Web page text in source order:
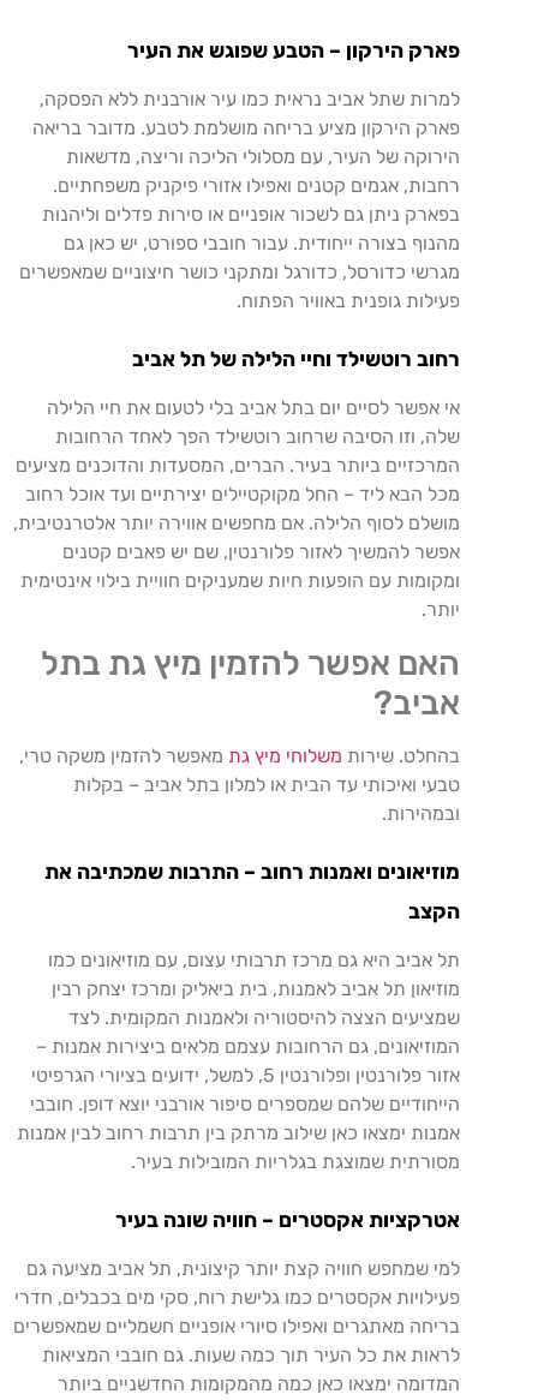
פארק הירקון – הטבע שפוגש את העיר
למרות שתל אביב נראית כמו עיר אורבנית ללא הפסקה,
פארק הירקון מציע בריחה מושלמת לטבע. מדובר בריאה
הירוקה של העיר, עם מסלולי הליכה וריצה, מדשאות
רחבות, אגמים קטנים ואפילו אזורי פיקניק משפחתיים.
בפארק ניתן גם לשכור אופניים או סירות פדלים וליהנות
מהנוף בצורה ייחודית. עבור חובבי ספורט, יש כאן גם
מגרשי כדורסל, כדורגל ומתקני כושר חיצוניים שמאפשרים
פעילות גופנית באוויר הפתוח.
רחוב רוטשילד וחיי הלילה של תל אביב
אי אפשר לסיים יום בתל אביב בלי לטעום את חיי הלילה
שלה, וזו הסיבה שרחוב רוטשילד הפך לאחד הרחובות
המרכזיים ביותר בעיר. הברים, המסעדות והדוכנים מציעים
מכל הבא ליד – החל מקוקטיילים יצירתיים ועד אוכל רחוב
מושלם לסוף הלילה. אם מחפשים אווירה יותר אלטרנטיבית,
אפשר להמשיך לאזור פלורנטין, שם יש פאבים קטנים
ומקומות עם הופעות חיות שמעניקים חוויית בילוי אינטימית
יותר.
האם אפשר להזמין מיץ גת בתל
אביב?
בהחלט. שירות משלוחי מיץ גת מאפשר להזמין משקה טרי,
טבעי ואיכותי עד הבית או למלון בתל אביב – בקלות
ובמהירות.
מוזיאונים ואמנות רחוב – התרבות שמכתיבה את
הקצב
תל אביב היא גם מרכז תרבותי עצום, עם מוזיאונים כמו
מוזיאון תל אביב לאמנות, בית ביאליק ומרכז יצחק רבין
שמציעים הצצה להיסטוריה ולאמנות המקומית. לצד
המוזיאונים, גם הרחובות עצמם מלאים ביצירות אמנות –
אזור פלורנטין ופלורנטין למשל, ידועים בציורי הגרפיטי
הייחודיים שלהם שמספרים סיפור אורבני יוצא דופן. חובבי
אמנות ימצאו כאן שילוב מרתק בין תרבות רחוב לבין אמנות
מסורתית שמוצגת בגלריות המובילות בעיר.
אטרקציות אקסטרים – חוויה שונה בעיר
למי שמחפש חוויה קצת יותר קיצונית, תל אביב מציעה גם
פעילויות אקסטרים כמו גלישת רוח, סקי מים בכבלים, חדרי
בריחה מאתגרים ואפילו סיורי אופניים חשמליים שמאפשרים
לראות את כל העיר תוך כמה שעות. גם חובבי המציאות
המדומה ימצאו כאן כמה מהמקומות החדשניים ביותר